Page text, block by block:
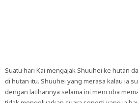
Suatu hari Kai mengajak Shuuhei ke hutan
di hutan itu. Shuuhei yang merasa kalau ia
dengan latihannya selama ini mencoba